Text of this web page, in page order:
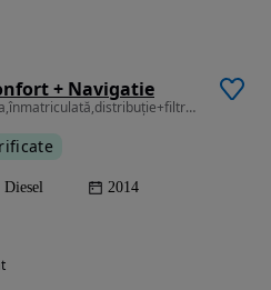
+ Navigatie
1998 cm3 • 147 CP • Import Italia,înmatriculată,distribuție+filtre schimbate
Diesel 2014